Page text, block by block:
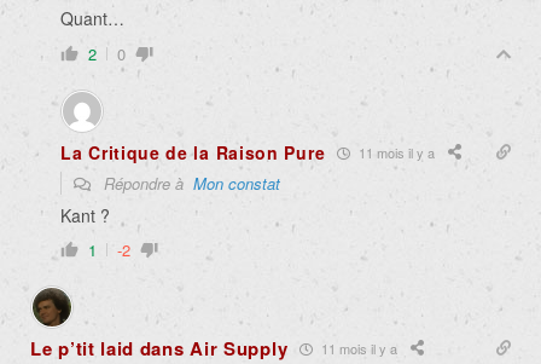
Quant…
2 0
La Critique de la Raison Pure 11 mois il y a
Répondre à Mon constat
Kant ?
1 -2
Le p’tit laid dans Air Supply 11 mois il y a